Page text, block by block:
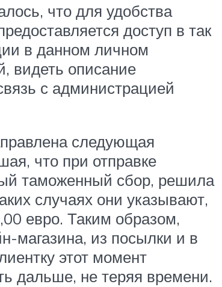
что для удобства
доступ в так
в данном личном
видеть описание
с администрацией
следующая
что при отправке
таможенный сбор, решила
случаях они указывают,
евро. Таким образом,
магазина, из посылки и в
этот момент
дальше, не теряя времени.